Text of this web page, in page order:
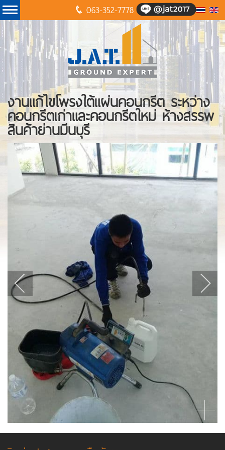
063-352-7778
งานแก้ไขโพรงใต้แผ่นคอนกรีต ระหว่าง
คอนกรีตเก่าและคอนกรีตใหม่ ห้างสรรพ
สินค้าย่านมีนบุรี